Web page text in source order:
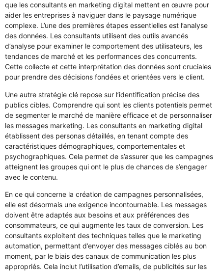
que les consultants en marketing digital mettent en œuvre pour
aider les entreprises à naviguer dans le paysage numérique
complexe. L’une des premières étapes essentielles est l’analyse
des données. Les consultants utilisent des outils avancés
d’analyse pour examiner le comportement des utilisateurs, les
tendances de marché et les performances des concurrents.
Cette collecte et cette interprétation des données sont cruciales
pour prendre des décisions fondées et orientées vers le client.
Une autre stratégie clé repose sur l’identification précise des
publics cibles. Comprendre qui sont les clients potentiels permet
de segmenter le marché de manière efficace et de personnaliser
les messages marketing. Les consultants en marketing digital
établissent des personas détaillés, en tenant compte des
caractéristiques démographiques, comportementales et
psychographiques. Cela permet de s’assurer que les campagnes
atteignent les groupes qui ont le plus de chances de s’engager
avec le contenu.
En ce qui concerne la création de campagnes personnalisées,
elle est désormais une exigence incontournable. Les messages
doivent être adaptés aux besoins et aux préférences des
consommateurs, ce qui augmente les taux de conversion. Les
consultants exploitent des techniques telles que le marketing
automation, permettant d’envoyer des messages ciblés au bon
moment, par le biais des canaux de communication les plus
appropriés. Cela inclut l’utilisation d’emails, de publicités sur les